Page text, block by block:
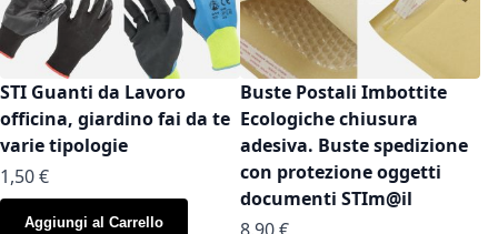
STI Guanti da Lavoro
officina, giardino fai da te
varie tipologie
As low as
1,50 €
Aggiungi al Carrello
Buste Postali Imbottite
Ecologiche chiusura
adesiva. Buste spedizione
con protezione oggetti
documenti STIm@il
As low as